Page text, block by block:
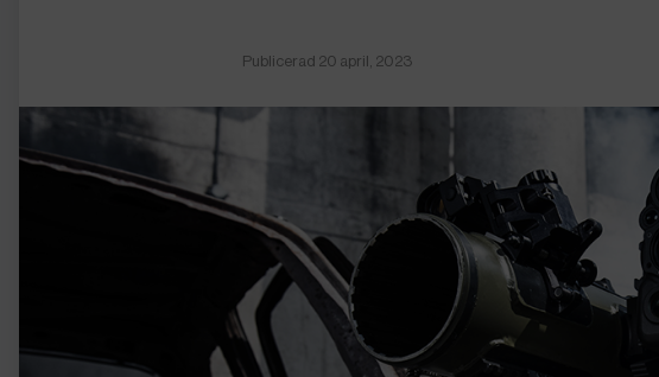
Publicerad 20 april, 2023